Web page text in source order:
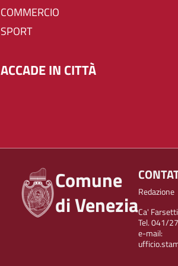
COMMERCIO
SPORT
ACCADE IN CITTÀ
Comune
di VeneziaRedazione
Ca'
Tel. 041/
e-mail: